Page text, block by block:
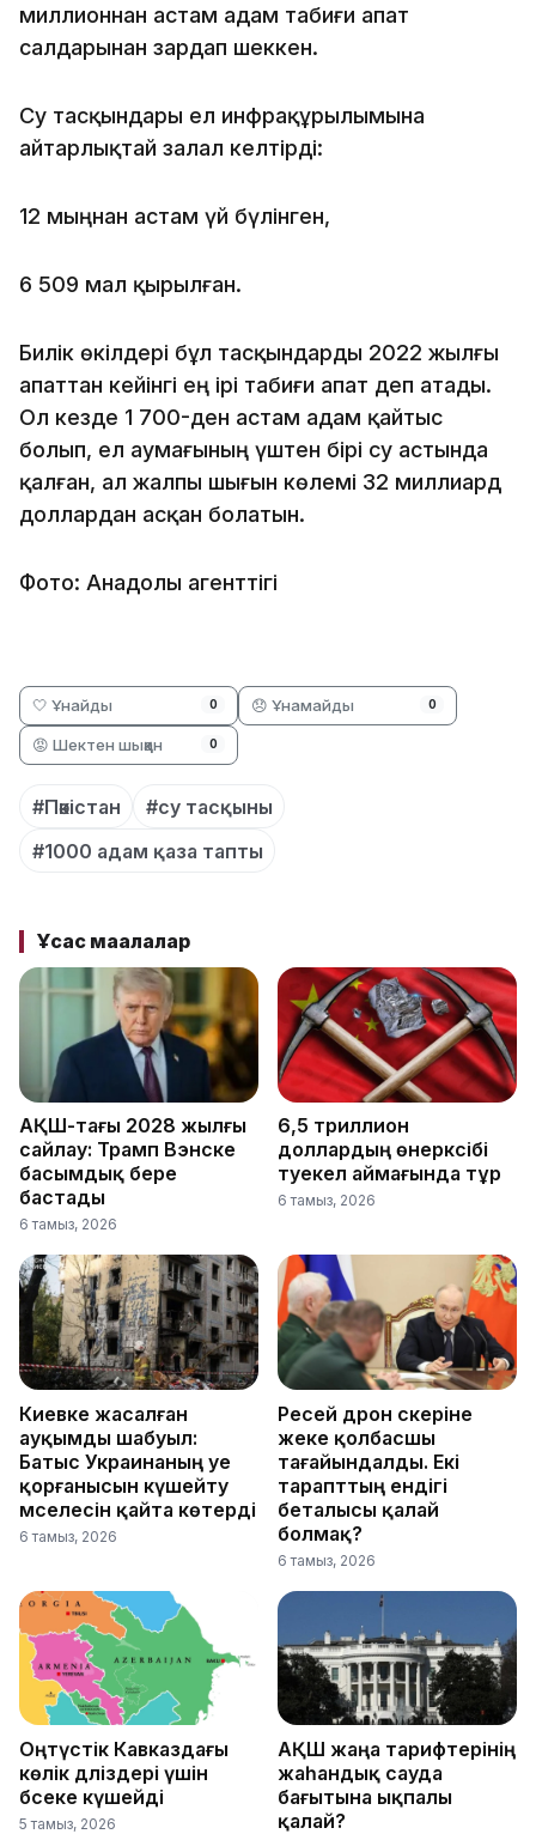
миллионнан астам адам табиғи апат
салдарынан зардап шеккен.
Су тасқындары ел инфрақұрылымына
айтарлықтай залал келтірді:
12 мыңнан астам үй бүлінген,
6 509 мал қырылған.
Билік өкілдері бұл тасқындарды 2022 жылғы
апаттан кейінгі ең ірі табиғи апат деп атады.
Ол кезде 1 700-ден астам адам қайтыс
болып, ел аумағының үштен бірі су астында
қалған, ал жалпы шығын көлемі 32 миллиард
доллардан асқан болатын.
Фото: Анадолы агенттігі
🤍 Ұнайды 0 😞 Ұнамайды 0
😡 Шектен шыққан 0
#Пәкістан
#су тасқыны
#1000 адам қаза тапты
Ұқсас мақалалар
АҚШ-тағы 2028 жылғы
сайлау: Трамп Вэнске
басымдық бере
бастады
6 тамыз, 2026
6,5 триллион
доллардың өнеркәсібі
тәуекел аймағында тұр
6 тамыз, 2026
Киевке жасалған
ауқымды шабуыл:
Батыс Украинаның әуе
қорғанысын күшейту
мәселесін қайта көтерді
6 тамыз, 2026
Ресей дрон әскеріне
жеке қолбасшы
тағайындалды. Екі
тарапттың ендігі
беталысы қалай
болмақ?
6 тамыз, 2026
Оңтүстік Кавказдағы
көлік дәліздері үшін
бәсеке күшейді
5 тамыз, 2026
АҚШ жаңа тарифтерінің
жаһандық сауда
бағытына ықпалы
қалай?